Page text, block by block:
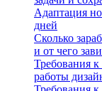
Адаптация
дней
Сколько
и от чего
Требования
работы